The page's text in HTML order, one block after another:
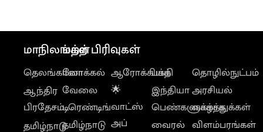
மாநிலங்கள்
தெலங்கானா
ஆந்திர
பிரதேசம்
தமிழ்நாடு
மற்ற பிரிவுகள்
லோக்கல்
வேலை
டிரெண்டிங்
தமிழ்நாடு
ஆரோக்கியம்
🌟
வாட்ஸ்
அப்
பக்தி
இந்தியா
பெண்களுக்காக
வைரல்
தொழில்நுட்பம்
அரசியல்
வாழ்த்துக்கள்
விளம்பரங்கள்